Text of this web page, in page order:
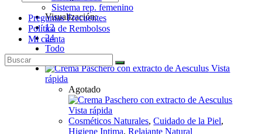
Sistema rep. femenino
Preguntas Frecuentes
Política de Rembolsos
Mi cuenta
Visualización:
12
24
Todo
Vista
rápida
Agotado
Vista rápida
Cosméticos Naturales,Cuidado de la Piel,
Higiene Intima,Relajante Natural